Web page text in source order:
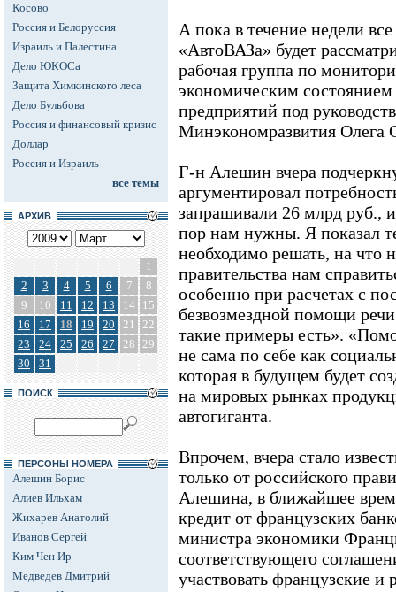
Косово
Россия и Белоруссия
Израиль и Палестина
Дело ЮКОСа
Защита Химкинского леса
Дело Бульбова
Россия и финансовый кризис
Доллар
Россия и Израиль
все темы
АРХИВ
1
2
3 4 5 6 7
8
9
10 11 12 13 14
15
16
17 18 19 20 21
22
23
24 25 26 27 28 29
30
31
ПОИСК
ПЕРСОНЫ НОМЕРА
Алешин Борис
Алиев Ильхам
Жихарев Анатолий
Иванов Сергей
Ким Чен Ир
Медведев Дмитрий
А пока в течение недели
«АвтоВАЗа» будет
рабочая группа по
экономическим
предприятий под
Минэкономразвития Олега
Г-н Алешин вчера
аргументировал
запрашивали 26 млрд руб.,
пор нам нужны. Я показал
необходимо решать, на что
правительства нам
особенно при расчетах с
безвозмездной помощи
такие примеры есть».
не сама по себе как
которая в будущем будет
на мировых рынках
автогиганта.
Впрочем, вчера стало
только от российского
Алешина, в ближайшее
кредит от французских
министра экономики
соответствующего
участвовать французские